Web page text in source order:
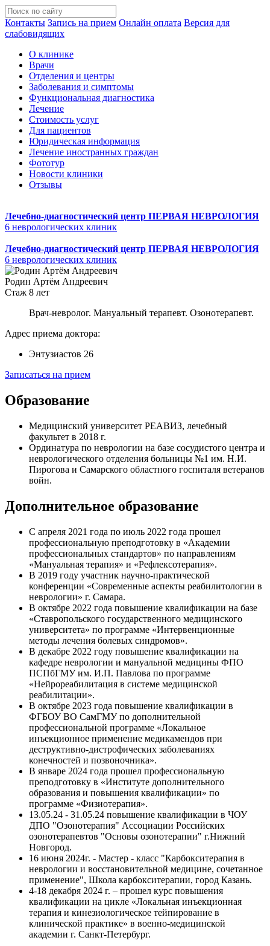
Контакты Запись на прием Онлайн оплата Версия для
слабовидящих
О клинике
Врачи
Отделения и центры
Заболевания и симптомы
Функциональная диагностика
Лечение
Стоимость услуг
Для пациентов
Юридическая информация
Лечение иностранных граждан
Фототур
Новости клиники
Отзывы
Лечебно-диагностический центр ПЕРВАЯ НЕВРОЛОГИЯ
6 неврологических клиник
Лечебно-диагностический центр ПЕРВАЯ НЕВРОЛОГИЯ
6 неврологических клиник
Родин Артём Андреевич
Стаж 8 лет
Врач-невролог. Мануальный терапевт. Озонотерапевт.
Адрес приема доктора:
Энтузиастов 26
Записаться на прием
Образование
Медицинский университет РЕАВИЗ, лечебный
факультет в 2018 г.
Ординатура по неврологии на базе сосудистого центра и
неврологического отделения больницы №1 им. Н.И.
Пирогова и Самарского областного госпиталя ветеранов
войн.
Дополнительное образование
С апреля 2021 года по июль 2022 года прошел
профессиональную преподготовку в «Академии
профессиональных стандартов» по направлениям
«Мануальная терапия» и «Рефлексотерапия».
В 2019 году участник научно-практической
конференции «Современные аспекты реабилитологии в
неврологии» г. Самара.
В октябре 2022 года повышение квалификации на базе
«Ставропольского государственного медицинского
университета» по программе «Интервенционные
методы лечения болевых синдромов».
В декабре 2022 году повышение квалификации на
кафедре неврологии и мануальной медицины ФПО
ПСПбГМУ им. И.П. Павлова по программе
«Нейрореабилитация в системе медицинской
реабилитации».
В октябре 2023 года повышение квалификации в
ФГБОУ ВО СамГМУ по дополнительной
профессиональной программе «Локальное
инъекционное применение медикамендов при
деструктивно-дистрофических заболеваниях
конечностей и позвоночника».
В январе 2024 года прошел профессиональную
преподготовку в «Институте дополнительного
образования и повышения квалификации» по
программе «Физиотерапия».
13.05.24 - 31.05.24 повышение квалификации в ЧОУ
ДПО "Озонотерапия" Ассоциации Российских
озонотерапевтов "Основы озонотерапии" г.Нижний
Новгород.
16 июня 2024г. - Мастер - класс "Карбокситерапия в
неврологии и восстановительной медицине, сочетанное
применение", Школа карбокситерапии, город Казань.
4-18 декабря 2024 г. – прошел курс повышения
квалификации на цикле «Локальная инъекционная
терапия и кинезиологическое тейпирование в
клинической практике» в военно-медицинской
академии г. Санкт-Петербург.